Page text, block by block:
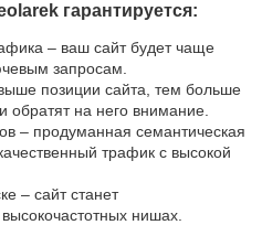
гарантируется:
– ваш сайт будет чаще
запросам.
позиции сайта, тем больше
обратят на него внимание.
– продуманная семантическая
трафик с высокой
– сайт станет
нишах.